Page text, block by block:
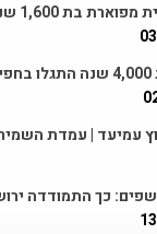
פתילות קדומות בנות
עמיעד | עמדת
כך התמודדה